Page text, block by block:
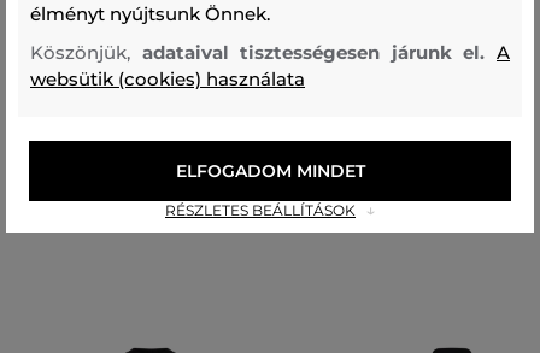
felső anyag
VISZKÓZ NEJLON
élményt nyújtsunk Önnek.
Köszönjük, adataival tisztességesen járunk el.A
websütik (cookies) használata
RÉSZLETES BEÁLLÍTÁSOK
ELFOGADOM MINDET